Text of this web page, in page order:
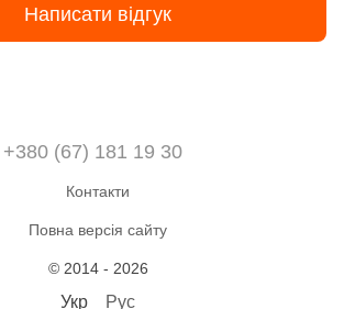
Написати відгук
+380 (67) 181 19 30
Контакти
Повна версія сайту
© 2014 - 2026
Укр Рус